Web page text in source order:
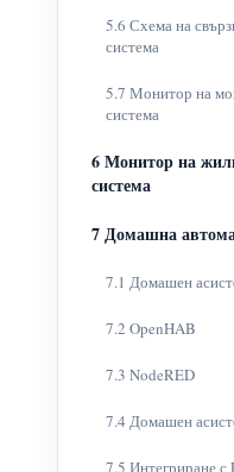
5.6 Схема на
система
5.7 Монитор на
система
6 Монитор на
система
7 Домашна
7.1 Домашен
7.2 OpenHAB
7.3 NodeRED
7.4 Домашен
7.5 Интегриране с